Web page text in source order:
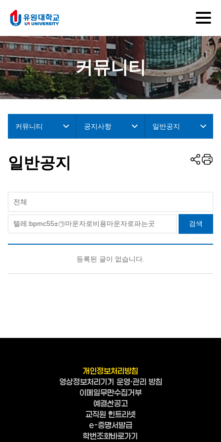
커뮤니티
커뮤니티 공지사항 일반공지
일반공지
전체
검색
등록된 글이 없습니다.
개인정보처리방침
영상정보처리기기 운영·관리 방침
이메일무단수집거부
예결산공고
교직원 인트라넷
e-증명서발급
학번조회바로가기